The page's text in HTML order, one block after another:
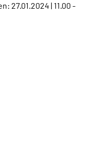
27.01.2024 | 11.00 -